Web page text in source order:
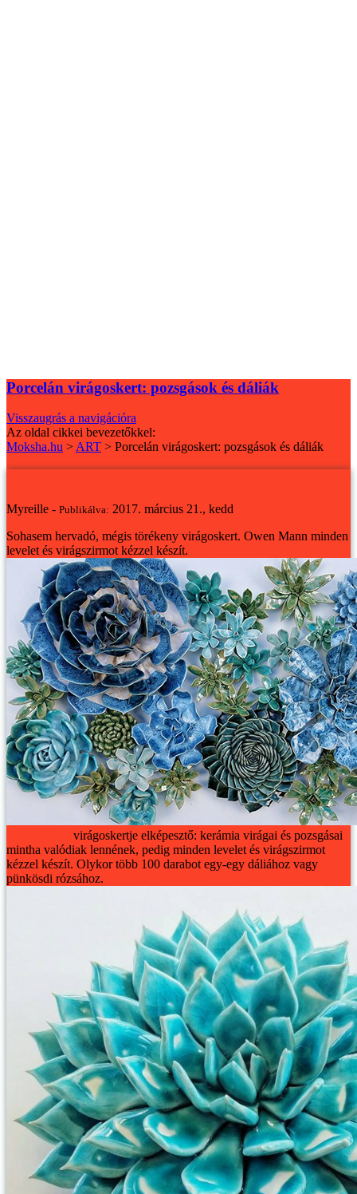
Porcelán virágoskert: pozsgások és dáliák
Visszaugrás a navigációra
Az oldal cikkei bevezetőkkel:
Moksha.hu >ART > Porcelán virágoskert: pozsgások és dáliák
Myreille - Publikálva: 2017. március 21., kedd
Sohasem hervadó, mégis törékeny virágoskert. Owen Mann minden
levelet és virágszirmot kézzel készít.
virágoskertje elképesztő: kerámia virágai és pozsgásai
mintha valódiak lennének, pedig minden levelet és virágszirmot
kézzel készít. Olykor több 100 darabot egy-egy dáliához vagy
pünkösdi rózsához.